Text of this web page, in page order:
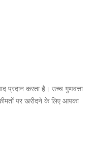
प्रदान करता है। उच्च गुणवत्ता
पर खरीदने के लिए आपका